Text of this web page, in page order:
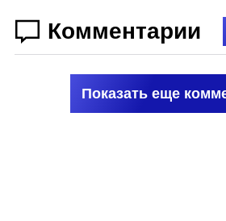
Комментарии
Показать еще